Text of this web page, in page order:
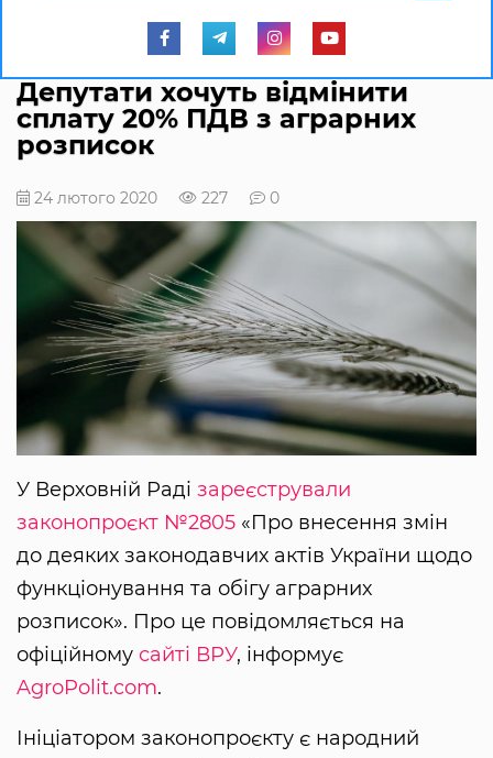
Депутати хочуть відмінити
сплату 20% ПДВ з аграрних
розписок
24 лютого 2020 227 0
У Верховній Раді зареєстрували
законопроєкт №2805 «Про внесення змін
до деяких законодавчих актів України щодо
функціонування та обігу аграрних
розписок». Про це повідомляється на
офіційному сайті ВРУ, інформує
AgroPolit.com.
Ініціатором законопроєкту є народний